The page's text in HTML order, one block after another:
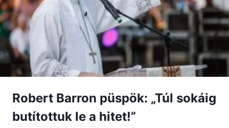
TÖRTÉNETE
Robert Barron püspök: „Túl sokáig
butítottuk le a hitet!”